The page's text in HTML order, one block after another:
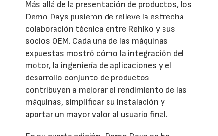
Más allá de la presentación de productos, los
Demo Days pusieron de relieve la estrecha
colaboración técnica entre Rehlko y sus
socios OEM. Cada una de las máquinas
expuestas mostró cómo la integración del
motor, la ingeniería de aplicaciones y el
desarrollo conjunto de productos
contribuyen a mejorar el rendimiento de las
máquinas, simplificar su instalación y
aportar un mayor valor al usuario final.